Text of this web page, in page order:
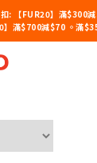
扣: 【FUR20】滿$300
】滿$700減$70 。滿